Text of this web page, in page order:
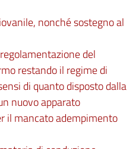
nonché sostegno al
del
restando il regime di
di quanto disposto dalla
nuovo apparato
il mancato adempimento